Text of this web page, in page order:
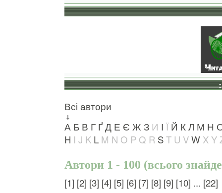
Всі автори
↓
А Б В Г ҐД Е Є Ж З И І Ї Й КЛ М Н
H I J K L M N O P Q R ST U VW XY
Автори 1 - 100 (всього
[1] [2] [3] [4] [5] [6] [7] [8] [9] [10] ... [22]